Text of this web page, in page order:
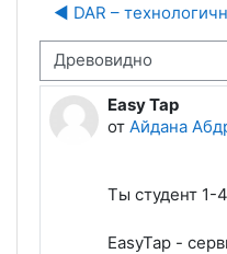
◀︎ DAR –
отображения
Easy Tap
от Айдана
Количество
Ты студент 1-
EasyTap -